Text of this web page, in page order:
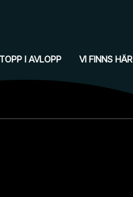
I AVLOPP VI FINNS HÄR